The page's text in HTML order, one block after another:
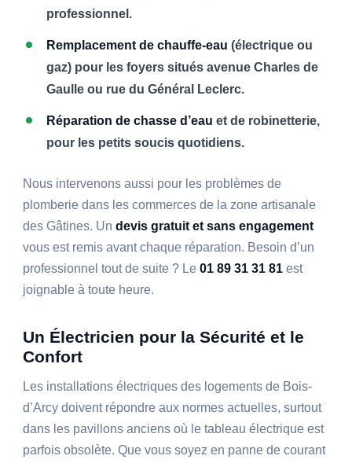
professionnel.
Remplacement de chauffe-eau (électrique ou
gaz) pour les foyers situés avenue Charles de
Gaulle ou rue du Général Leclerc.
Réparation de chasse d’eau et de robinetterie,
pour les petits soucis quotidiens.
Nous intervenons aussi pour les problèmes de
plomberie dans les commerces de la zone artisanale
des Gâtines. Undevis gratuit et sans engagement
vous est remis avant chaque réparation. Besoin d’un
professionnel tout de suite ? Le01 89 31 31 81 est
joignable à toute heure.
Un Électricien pour la Sécurité et le
Confort
Les installations électriques des logements de Bois-
d’Arcy doivent répondre aux normes actuelles, surtout
dans les pavillons anciens où le tableau électrique est
parfois obsolète. Que vous soyez en panne de courant